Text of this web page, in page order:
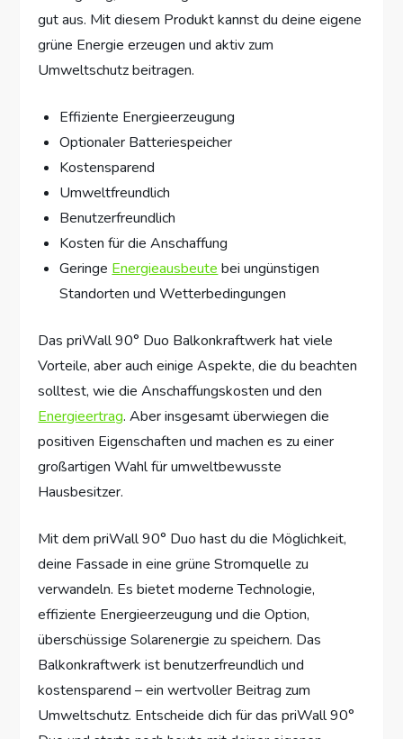
gut aus. Mit diesem Produkt kannst du deine eigene
grüne Energie erzeugen und aktiv zum
Umweltschutz beitragen.
Effiziente Energieerzeugung
Optionaler Batteriespeicher
Kostensparend
Umweltfreundlich
Benutzerfreundlich
Kosten für die Anschaffung
GeringeEnergieausbeutebei ungünstigen
Standorten und Wetterbedingungen
Das priWall 90° Duo Balkonkraftwerk hat viele
Vorteile, aber auch einige Aspekte, die du beachten
solltest, wie die Anschaffungskosten und den
Energieertrag. Aber insgesamt überwiegen die
positiven Eigenschaften und machen es zu einer
großartigen Wahl für umweltbewusste
Hausbesitzer.
Mit dem priWall 90° Duo hast du die Möglichkeit,
deine Fassade in eine grüne Stromquelle zu
verwandeln. Es bietet moderne Technologie,
effiziente Energieerzeugung und die Option,
überschüssige Solarenergie zu speichern. Das
Balkonkraftwerk ist benutzerfreundlich und
kostensparend – ein wertvoller Beitrag zum
Umweltschutz. Entscheide dich für das priWall 90°